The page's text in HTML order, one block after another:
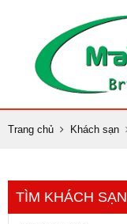
Trang chủ Khách sạn
TÌM KHÁCH SẠN